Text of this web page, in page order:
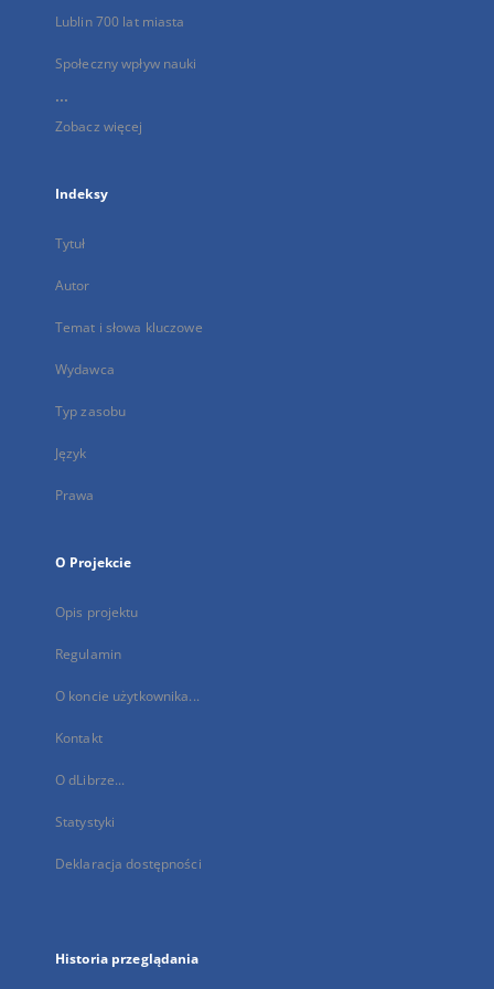
Lublin 700 lat miasta
Społeczny wpływ nauki
...
Zobacz więcej
Indeksy
Tytuł
Autor
Temat i słowa kluczowe
Wydawca
Typ zasobu
Język
Prawa
O Projekcie
Opis projektu
Regulamin
O koncie użytkownika...
Kontakt
O dLibrze...
Statystyki
Deklaracja dostępności
Historia przeglądania